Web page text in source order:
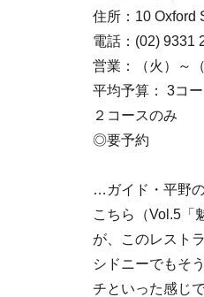
住所：10 Oxford
電話：(02) 9331
営業：（火）～
平均予算： 3コ
２コースのみ
◎要予約
…ガイド・平野
こちら（Vol.5「
が、このレスト
シドニーでもそ
チといった感じ